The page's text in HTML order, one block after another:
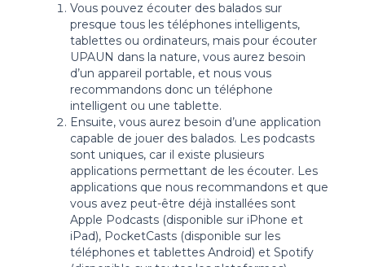
Vous pouvez écouter des balados sur
presque tous les téléphones intelligents,
tablettes ou ordinateurs, mais pour écouter
UPAUN dans la nature, vous aurez besoin
d’un appareil portable, et nous vous
recommandons donc un téléphone
intelligent ou une tablette.
Ensuite, vous aurez besoin d’une application
capable de jouer des balados. Les podcasts
sont uniques, car il existe plusieurs
applications permettant de les écouter. Les
applications que nous recommandons et que
vous avez peut-être déjà installées sont
Apple Podcasts (disponible sur iPhone et
iPad), PocketCasts (disponible sur les
téléphones et tablettes Android) et Spotify